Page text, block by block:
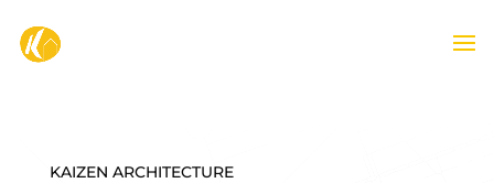
KAIZEN ARCHITECTURE